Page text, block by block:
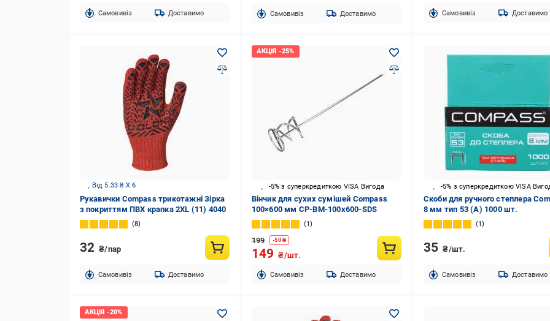
Cамовивіз Доставимо Cамовивіз Доставимо Cамовивіз Доставимо
Від 5.33 ₴ X 6
Рукавички Compass трикотажні Зірка
з покриттям ПВХ крапка 2XL (11) 4040
8
32 ₴/пар
Cамовивіз Доставимо
-5% з суперкредиткою VISA Вигода
Вінчик для сухих сумішей Compass
100×600 мм CP-BM-100x600-SDS
1
199 -50₴
149 ₴/шт.
Cамовивіз Доставимо
-5% з суперкредиткою VISA
Скоби для ручного степлера
8 мм тип 53 (А) 1000 шт.
1
35 ₴/шт.
Cамовивіз Доставимо